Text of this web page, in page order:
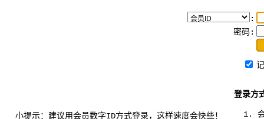
:
密码:
小提示：建议用会员数字ID方式登录，这样速度会快些！
登录方